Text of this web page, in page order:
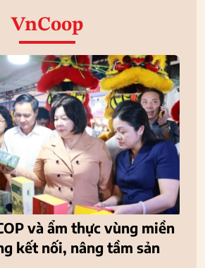
VnCoop
và ẩm thực vùng miền
kết nối, nâng tầm sản